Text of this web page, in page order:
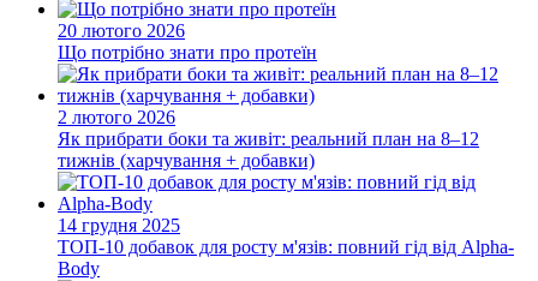
20 лютого 2026
Що потрібно знати про протеїн
2 лютого 2026
Як прибрати боки та живіт: реальний план на 8–12
тижнів (харчування + добавки)
14 грудня 2025
ТОП-10 добавок для росту м'язів: повний гід від Alpha-
Body